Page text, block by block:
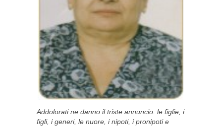
Addolorati ne danno il triste annuncio: le figlie, i
figli, i generi, le nuore, i nipoti, i pronipoti e